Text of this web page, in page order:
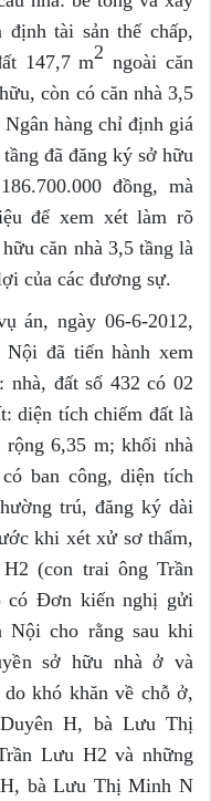
tài sản thế chấp,
147,7 m2 ngoài căn
còn có căn nhà 3,5
hàng chỉ định giá
đã đăng ký sở hữu
đồng, mà
để xem xét làm rõ
căn nhà 3,5 tầng là
của các đương sự.
án, ngày 06-6-2012,
Nội đã tiến hành xem
nhà, đất số 432 có 02
diện tích chiếm đất là
6,35 m; khối nhà
ban công, diện tích
trú, đăng ký dài
khi xét xử sơ thẩm,
(con trai ông Trần
Đơn kiến nghị gửi
Nội cho rằng sau khi
sở hữu nhà ở và
khó khăn về chỗ ở,
H, bà Lưu Thị
Lưu H2 và những
bà Lưu Thị Minh N